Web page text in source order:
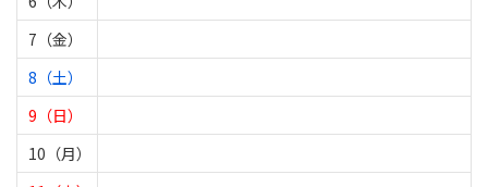
7（金）
8（土）
9（日）
10（月）